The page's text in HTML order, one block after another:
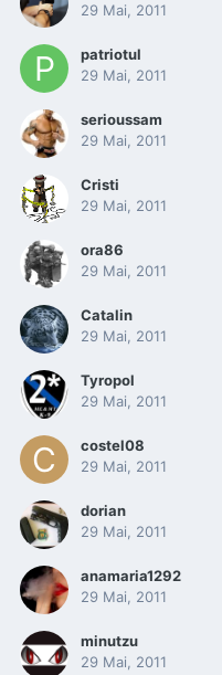
29 Mai, 2011
patriotul
29 Mai, 2011
serioussam
29 Mai, 2011
Cristi
29 Mai, 2011
ora86
29 Mai, 2011
Catalin
29 Mai, 2011
Tyropol
29 Mai, 2011
costel08
29 Mai, 2011
dorian
29 Mai, 2011
anamaria1292
29 Mai, 2011
minutzu
29 Mai, 2011